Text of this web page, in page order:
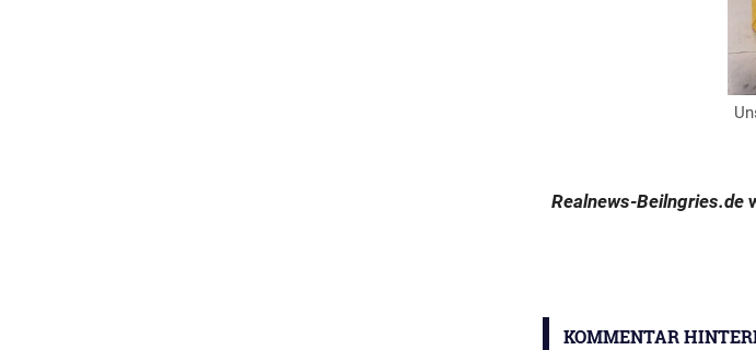
Realnews-Beilngries.de
KOMMENTAR